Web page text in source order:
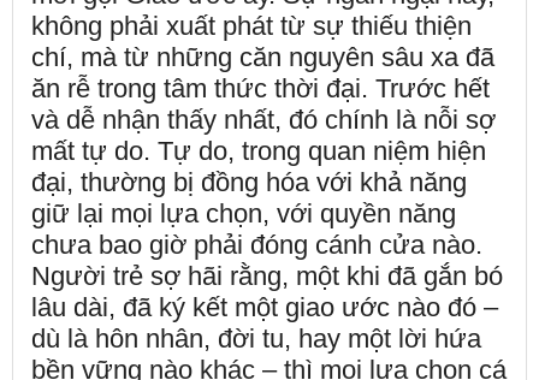
không phải xuất phát từ sự thiếu thiện
chí, mà từ những căn nguyên sâu xa đã
ăn rễ trong tâm thức thời đại. Trước hết
và dễ nhận thấy nhất, đó chính là nỗi sợ
mất tự do. Tự do, trong quan niệm hiện
đại, thường bị đồng hóa với khả năng
giữ lại mọi lựa chọn, với quyền năng
chưa bao giờ phải đóng cánh cửa nào.
Người trẻ sợ hãi rằng, một khi đã gắn bó
lâu dài, đã ký kết một giao ước nào đó –
dù là hôn nhân, đời tu, hay một lời hứa
bền vững nào khác – thì mọi lựa chọn cá